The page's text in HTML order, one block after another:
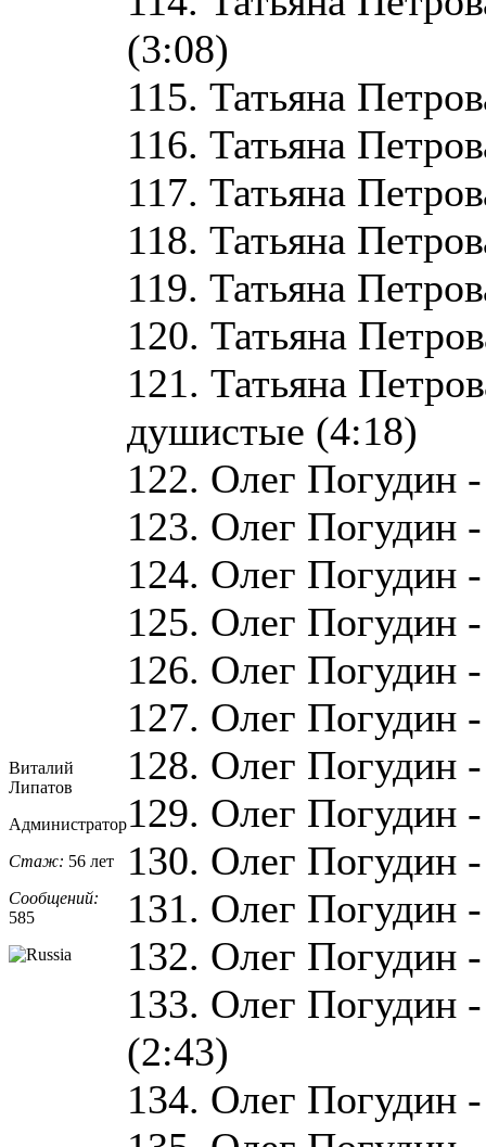
Виталий
Липатов
Администратор
Стаж: 56 лет
Сообщений:
585
(3:08)
115. Татьяна
116. Татьяна
117. Татьяна
118. Татьяна
119. Татьяна
120. Татьяна
121. Татьяна
душистые (4:18)
122. Олег Погудин
123. Олег Погудин
124. Олег Погудин
125. Олег Погудин
126. Олег Погудин
127. Олег Погудин
128. Олег Погудин
129. Олег Погудин
130. Олег Погудин
131. Олег Погудин
132. Олег Погудин
133. Олег Погудин
(2:43)
134. Олег Погудин